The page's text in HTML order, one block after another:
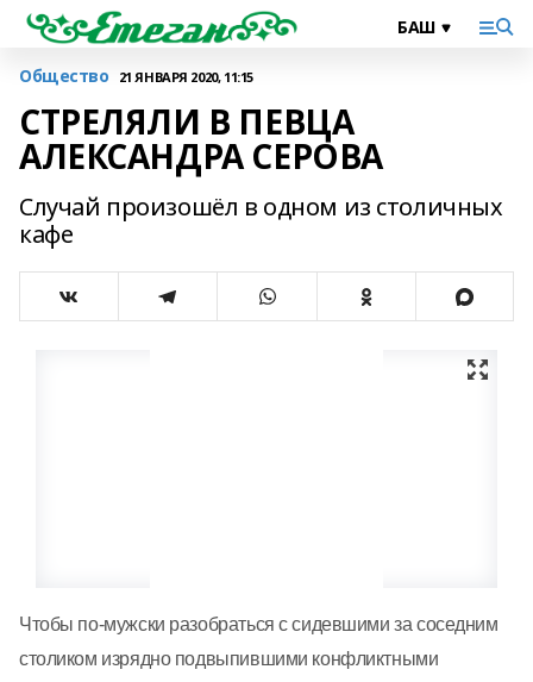
Общество 21 ЯНВАРЯ 2020, 11:15
СТРЕЛЯЛИ В ПЕВЦА
АЛЕКСАНДРА СЕРОВА
Случай произошёл в одном из столичных
кафе
Чтобы по-мужски разобраться с сидевшими за соседним
столиком изрядно подвыпившими конфликтными